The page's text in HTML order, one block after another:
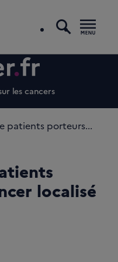
les cancers
patients porteurs...
localisé